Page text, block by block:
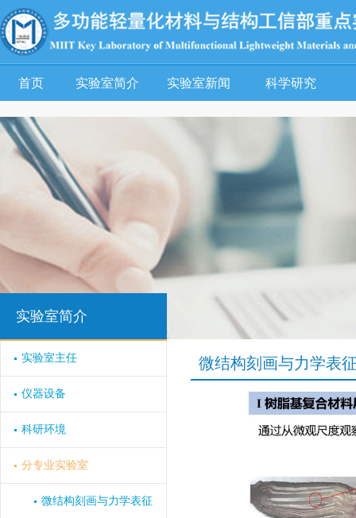
首页 实验室简介 实验室新闻 科学研究
实验室简介
实验室主任
仪器设备
科研环境
分专业实验室
微结构刻画与力学表征
微结构刻画与力学表